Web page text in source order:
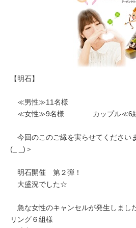
【明石】
≪男性≫11名様
≪女性≫9名様 カップル≪6
今回のこのご縁を実らせてください
(_ _)＞
明石開催 第２弾！
大盛況でした☆
急な女性のキャンセルが発生しまし
リング６組様